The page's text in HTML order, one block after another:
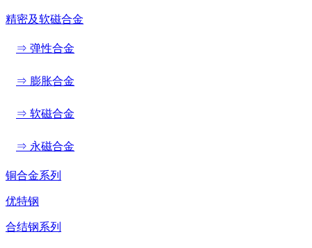
精密及软磁合金
⇒ 弹性合金
⇒ 膨胀合金
⇒ 软磁合金
⇒ 永磁合金
铜合金系列
优特钢
合结钢系列